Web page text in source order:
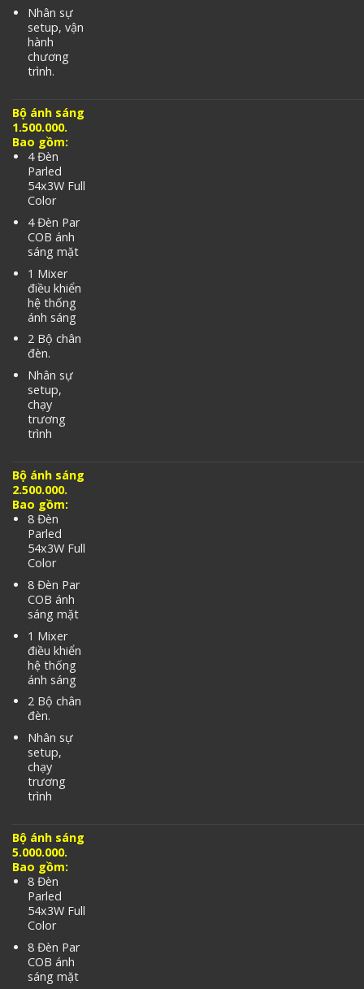
Nhân sự
setup, vận
hành
chương
trình.
Bộ ánh sáng
1.500.000.
Bao gồm:
4 Đèn
Parled
54x3W Full
Color
4 Đèn Par
COB ánh
sáng mặt
1 Mixer
điều khiển
hệ thống
ánh sáng
2 Bộ chân
đèn.
Nhân sự
setup,
chạy
trương
trình
Bộ ánh sáng
2.500.000.
Bao gồm:
8 Đèn
Parled
54x3W Full
Color
8 Đèn Par
COB ánh
sáng mặt
1 Mixer
điều khiển
hệ thống
ánh sáng
2 Bộ chân
đèn.
Nhân sự
setup,
chạy
trương
trình
Bộ ánh sáng
5.000.000.
Bao gồm:
8 Đèn
Parled
54x3W Full
Color
8 Đèn Par
COB ánh
sáng mặt